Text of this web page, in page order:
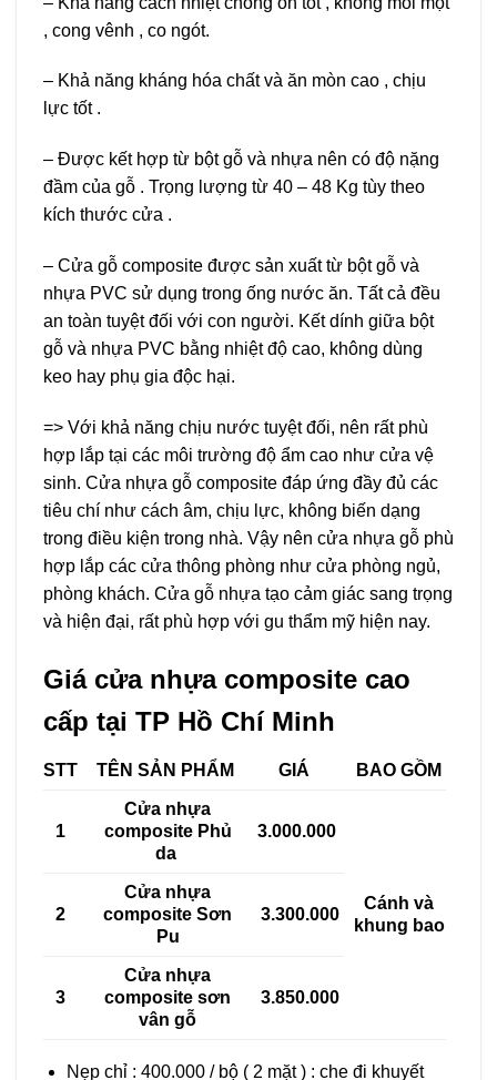
, cong vênh , co ngót.
– Khả năng kháng hóa chất và ăn mòn cao , chịu
lực tốt .
– Được kết hợp từ bột gỗ và nhựa nên có độ nặng
đầm của gỗ . Trọng lượng từ 40 – 48 Kg tùy theo
kích thước cửa .
– Cửa gỗ composite được sản xuất từ bột gỗ và
nhựa PVC sử dụng trong ống nước ăn. Tất cả đều
an toàn tuyệt đối với con người. Kết dính giữa bột
gỗ và nhựa PVC bằng nhiệt độ cao, không dùng
keo hay phụ gia độc hại.
=> Với khả năng chịu nước tuyệt đối, nên rất phù
hợp lắp tại các môi trường độ ẩm cao như cửa vệ
sinh. Cửa nhựa gỗ composite đáp ứng đầy đủ các
tiêu chí như cách âm, chịu lực, không biến dạng
trong điều kiện trong nhà. Vậy nên cửa nhựa gỗ phù
hợp lắp các cửa thông phòng như cửa phòng ngủ,
phòng khách. Cửa gỗ nhựa tạo cảm giác sang trọng
và hiện đại, rất phù hợp với gu thẩm mỹ hiện nay.
Giá cửa nhựa composite cao
cấp tại TP Hồ Chí Minh
STT TÊN SẢN PHẨM GIÁ BAO GỒM
1
Cửa nhựa
composite Phủ
da
3.000.000
Cánh và
khung bao
2
Cửa nhựa
composite Sơn
Pu
3.300.000
3
Cửa nhựa
composite sơn
vân gỗ
3.850.000
Nẹp chỉ : 400.000 / bộ ( 2 mặt ) : che đi khuyết